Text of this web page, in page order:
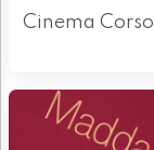
Cinema Corso